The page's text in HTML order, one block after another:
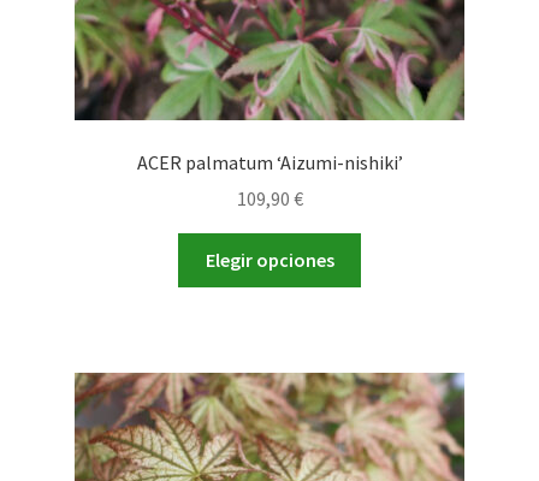
ACER palmatum ‘Aizumi-nishiki’
109,90 €
Elegir opciones
variantes.
Las
opciones
se